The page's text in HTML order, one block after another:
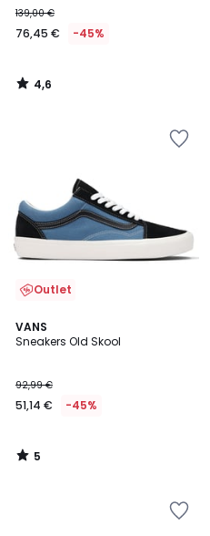
139,00 €
76,45 € -45%
4,6
/
Outlet
VANS
Sneakers Old Skool
92,99 €
51,14 € -45%
5
/
5
/